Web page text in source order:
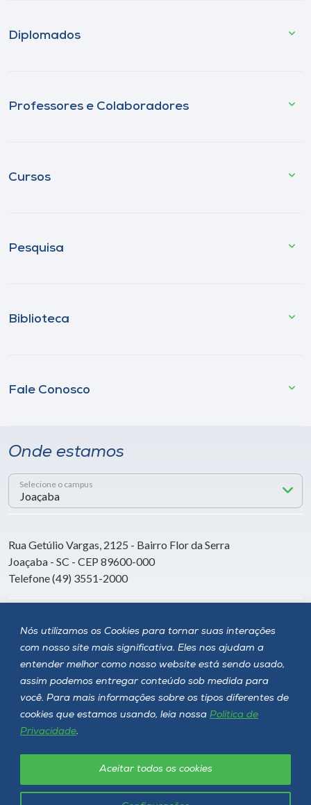
Nós utilizamos os Cookies para tornar suas interações
com nosso site mais significativa. Eles nos ajudam a
entender melhor como nosso website está sendo usado,
assim podemos entregar conteúdo sob medida para
você. Para mais informações sobre os tipos diferentes de
cookies que estamos usando, leia nossa Política de
Privacidade.
Aceitar todos os cookies
Diplomados
Professores e Colaboradores
Cursos
Pesquisa
Biblioteca
Fale Conosco
Onde estamos
Selecione o campus
Rua Getúlio Vargas, 2125 - Bairro Flor da Serra
Joaçaba - SC - CEP 89600-000
Telefone (49) 3551-2000
Siga a Unoesc
Política de privacidade LGPD